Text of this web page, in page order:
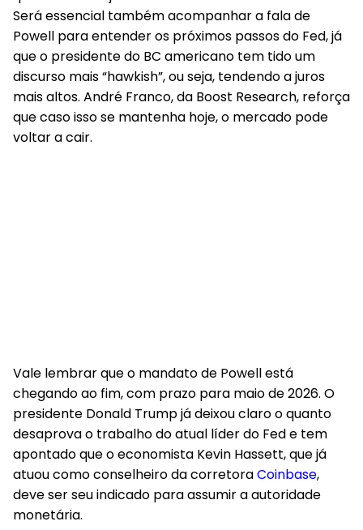
Será essencial também acompanhar a fala de
Powell para entender os próximos passos do Fed, já
que o presidente do BC americano tem tido um
discurso mais “hawkish”, ou seja, tendendo a juros
mais altos. André Franco, da Boost Research, reforça
que caso isso se mantenha hoje, o mercado pode
voltar a cair.
Vale lembrar que o mandato de Powell está
chegando ao fim, com prazo para maio de 2026. O
presidente Donald Trump já deixou claro o quanto
desaprova o trabalho do atual líder do Fed e tem
apontado que o economista Kevin Hassett, que já
atuou como conselheiro da corretoraCoinbase,
deve ser seu indicado para assumir a autoridade
monetária.